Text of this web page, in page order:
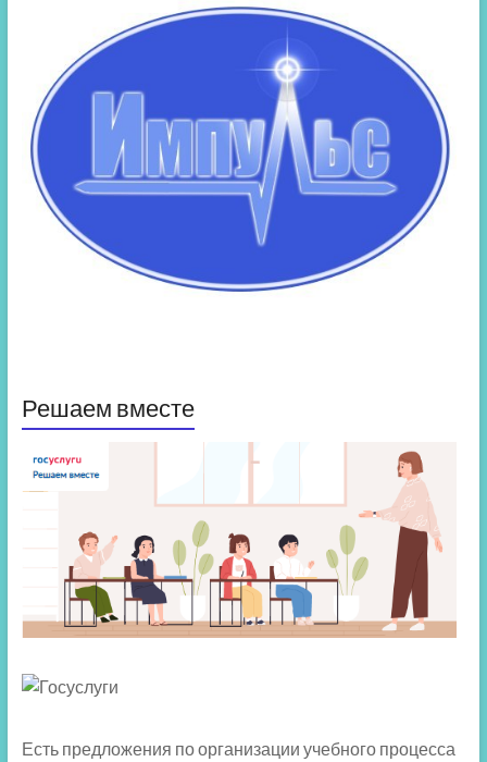
Решаем вместе
Есть предложения по организации учебного процесса